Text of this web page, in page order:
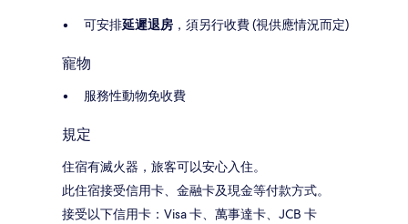
可安排延遲退房 ，須另行收費 (視供應情況而定)
寵物
服務性動物免收費
規定
住宿有滅火器，旅客可以安心入住。
此住宿接受信用卡、金融卡及現金等付款方式。
接受以下信用卡：Visa 卡、萬事達卡、JCB 卡